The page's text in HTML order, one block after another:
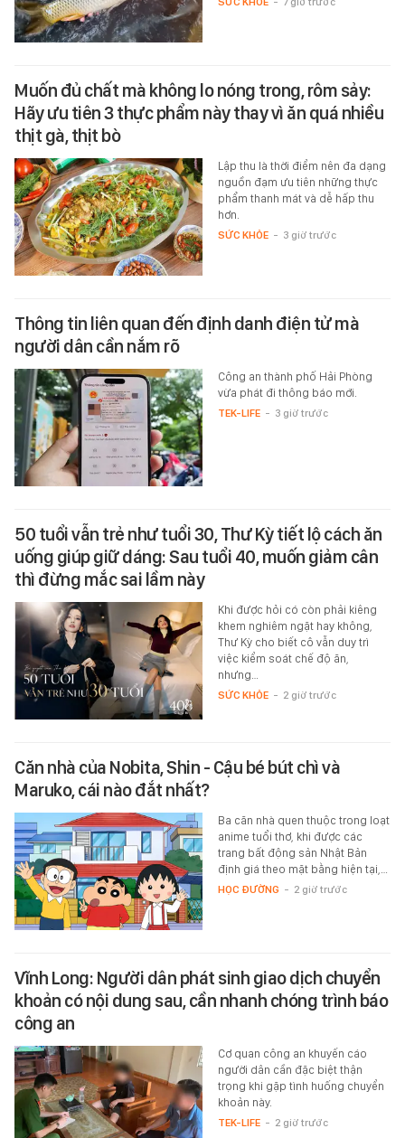
Muốn đủ chất mà không lo nóng trong, rôm sảy:
Hãy ưu tiên 3 thực phẩm này thay vì ăn quá nhiều
thịt gà, thịt bò
Lập thu là thời điểm nên đa dạng
nguồn đạm ưu tiên những thực
phẩm thanh mát và dễ hấp thu
hơn.
SỨC KHỎE - 3 giờ trước
Thông tin liên quan đến định danh điện tử mà
người dân cần nắm rõ
Công an thành phố Hải Phòng
vừa phát đi thông báo mới.
TEK-LIFE - 3 giờ trước
50 tuổi vẫn trẻ như tuổi 30, Thư Kỳ tiết lộ cách ăn
uống giúp giữ dáng: Sau tuổi 40, muốn giảm cân
thì đừng mắc sai lầm này
Khi được hỏi có còn phải kiêng
khem nghiêm ngặt hay không,
Thư Kỳ cho biết cô vẫn duy trì
việc kiểm soát chế độ ăn,
nhưng…
SỨC KHỎE - 2 giờ trước
Căn nhà của Nobita, Shin - Cậu bé bút chì và
Maruko, cái nào đắt nhất?
Ba căn nhà quen thuộc trong loạt
anime tuổi thơ, khi được các
trang bất động sản Nhật Bản
định giá theo mặt bằng hiện tại,…
HỌC ĐƯỜNG - 2 giờ trước
Vĩnh Long: Người dân phát sinh giao dịch chuyển
khoản có nội dung sau, cần nhanh chóng trình báo
công an
Cơ quan công an khuyến cáo
người dân cần đặc biệt thận
trọng khi gặp tình huống chuyển
khoản này.
TEK-LIFE - 2 giờ trước